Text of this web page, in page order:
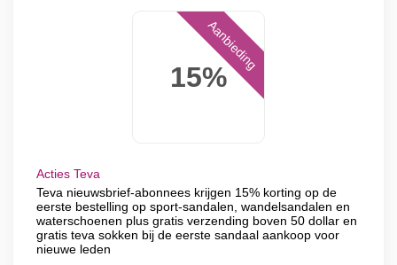
15%
Aanbieding
Acties Teva
Teva nieuwsbrief-abonnees krijgen 15% korting op de
eerste bestelling op sport-sandalen, wandelsandalen en
waterschoenen plus gratis verzending boven 50 dollar en
gratis teva sokken bij de eerste sandaal aankoop voor
nieuwe leden